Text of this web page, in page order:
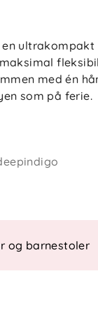
med én
som på ferie.
sittedel
støtte for
og har
og barnestoler